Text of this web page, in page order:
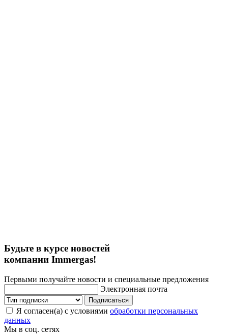
Будьте в курсе новостей
компании Immergas!
Первыми получайте новости и специальные предложения
Электронная почта
Подписаться
Я согласен(а) с условиями обработки персональных
данных
Мы в соц. сетях